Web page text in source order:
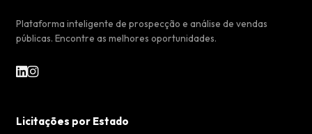
Plataforma inteligente de prospecção e análise de vendas
públicas. Encontre as melhores oportunidades.
Licitações por Estado